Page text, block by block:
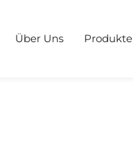
Über Uns Produkte